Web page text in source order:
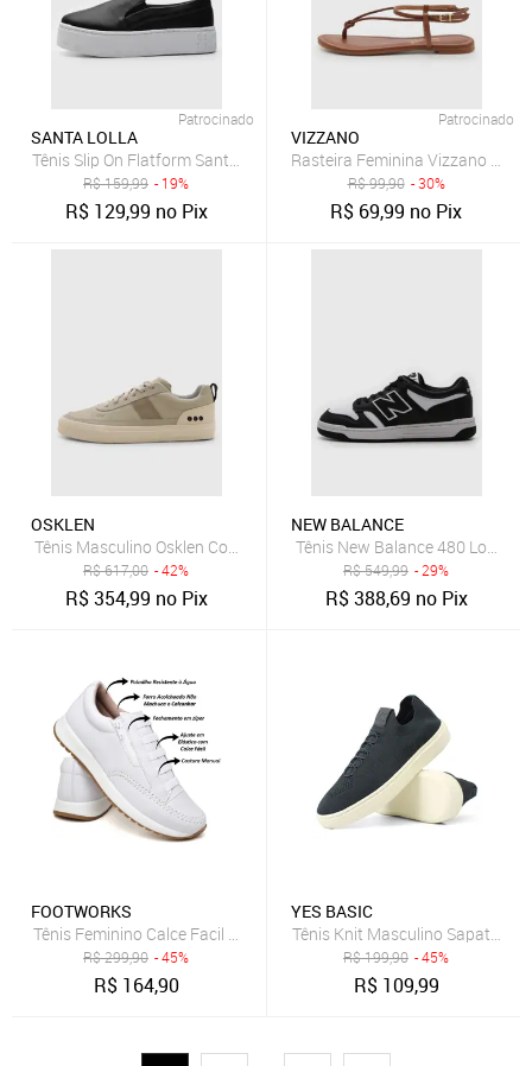
Patrocinado
SANTA LOLLA
Tênis Slip On Flatform Santa Lolla Liso Preto
R$159,99 - 19%
R$ 129,99 no Pix
Patrocinado
VIZZANO
Rasteira Feminina Vizzano
R$99,90 - 30%
R$ 69,99 no Pix
OSKLEN
Tênis Masculino Osklen Couro Verde
R$617,00 - 42%
R$354,99 no Pix
NEW BALANCE
Tênis New Balance 480 Low
R$549,99 - 29%
R$388,69 no Pix
FOOTWORKS
Tênis Feminino Calce Facil Estilo Jogger 112 Branco
R$299,90 - 45%
R$ 164,90
YES BASIC
Tênis Knit Masculino Sapatenis
R$199,90 - 45%
R$ 109,99